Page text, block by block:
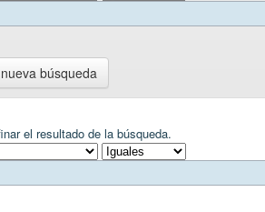
búsqueda
el resultado de la búsqueda.